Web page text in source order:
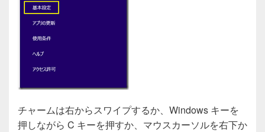
チャームは右からスワイプするか、Windows キーを
押しながら C キーを押すか、マウスカーソルを右下か